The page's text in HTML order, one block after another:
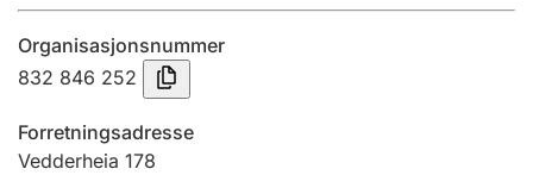
Innsending og forseinkingsgebyr
Organisasjonsnummer
832 846 252
Forretningsadresse
Vedderheia 178